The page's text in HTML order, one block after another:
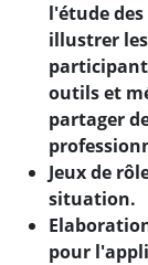
l'étude
illustrer
outils et
partager
Jeux de
situation.
pour